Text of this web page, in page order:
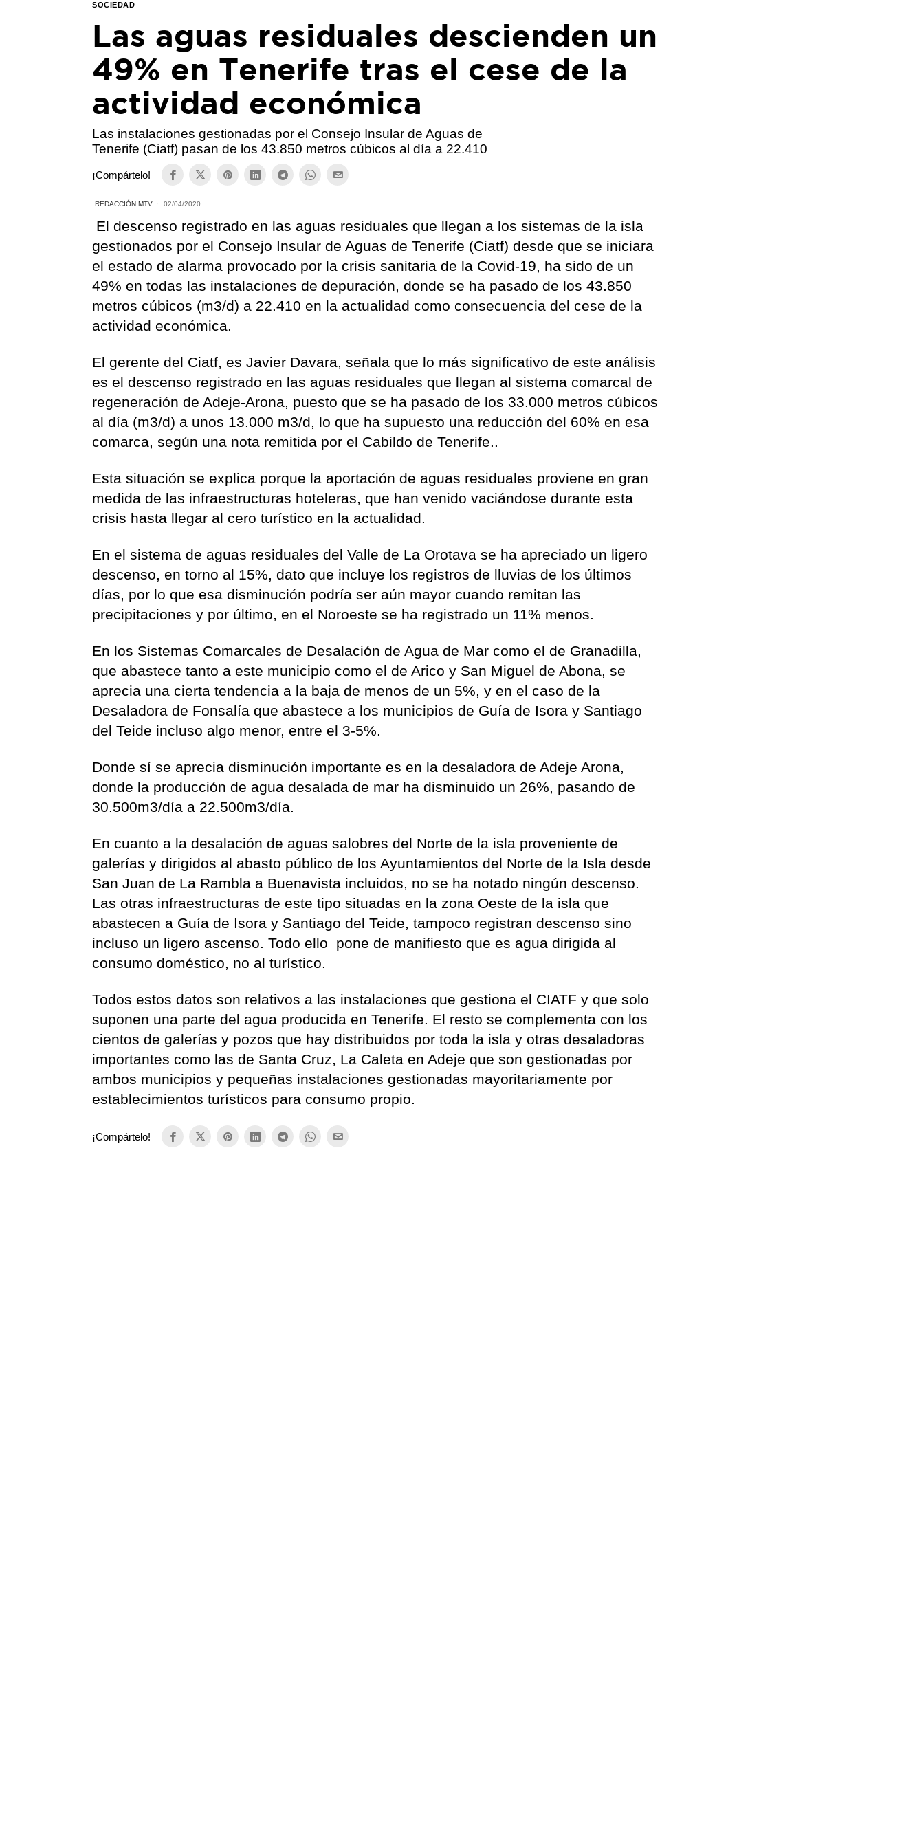
SOCIEDAD
Las aguas residuales descienden un
49% en Tenerife tras el cese de la
actividad económica
Las instalaciones gestionadas por el Consejo Insular de Aguas de
Tenerife (Ciatf) pasan de los 43.850 metros cúbicos al día a 22.410
¡Compártelo!
REDACCIÓN MTV 02/04/2020
El descenso registrado en las aguas residuales que llegan a los sistemas de la isla
gestionados por el Consejo Insular de Aguas de Tenerife (Ciatf) desde que se iniciara
el estado de alarma provocado por la crisis sanitaria de la Covid-19, ha sido de un
49% en todas las instalaciones de depuración, donde se ha pasado de los 43.850
metros cúbicos (m3/d) a 22.410 en la actualidad como consecuencia del cese de la
actividad económica.
El gerente del Ciatf, es Javier Davara, señala que lo más significativo de este análisis
es el descenso registrado en las aguas residuales que llegan al sistema comarcal de
regeneración de Adeje-Arona, puesto que se ha pasado de los 33.000 metros cúbicos
al día (m3/d) a unos 13.000 m3/d, lo que ha supuesto una reducción del 60% en esa
comarca, según una nota remitida por el Cabildo de Tenerife..
Esta situación se explica porque la aportación de aguas residuales proviene en gran
medida de las infraestructuras hoteleras, que han venido vaciándose durante esta
crisis hasta llegar al cero turístico en la actualidad.
En el sistema de aguas residuales del Valle de La Orotava se ha apreciado un ligero
descenso, en torno al 15%, dato que incluye los registros de lluvias de los últimos
días, por lo que esa disminución podría ser aún mayor cuando remitan las
precipitaciones y por último, en el Noroeste se ha registrado un 11% menos.
En los Sistemas Comarcales de Desalación de Agua de Mar como el de Granadilla,
que abastece tanto a este municipio como el de Arico y San Miguel de Abona, se
aprecia una cierta tendencia a la baja de menos de un 5%, y en el caso de la
Desaladora de Fonsalía que abastece a los municipios de Guía de Isora y Santiago
del Teide incluso algo menor, entre el 3-5%.
Donde sí se aprecia disminución importante es en la desaladora de Adeje Arona,
donde la producción de agua desalada de mar ha disminuido un 26%, pasando de
30.500m3/día a 22.500m3/día.
En cuanto a la desalación de aguas salobres del Norte de la isla proveniente de
galerías y dirigidos al abasto público de los Ayuntamientos del Norte de la Isla desde
San Juan de La Rambla a Buenavista incluidos, no se ha notado ningún descenso.
Las otras infraestructuras de este tipo situadas en la zona Oeste de la isla que
abastecen a Guía de Isora y Santiago del Teide, tampoco registran descenso sino
incluso un ligero ascenso. Todo ello pone de manifiesto que es agua dirigida al
consumo doméstico, no al turístico.
Todos estos datos son relativos a las instalaciones que gestiona el CIATF y que solo
suponen una parte del agua producida en Tenerife. El resto se complementa con los
cientos de galerías y pozos que hay distribuidos por toda la isla y otras desaladoras
importantes como las de Santa Cruz, La Caleta en Adeje que son gestionadas por
ambos municipios y pequeñas instalaciones gestionadas mayoritariamente por
establecimientos turísticos para consumo propio.
¡Compártelo!